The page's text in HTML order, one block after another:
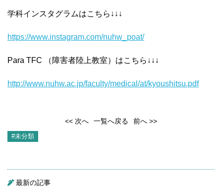
学科インスタグラムはこちら↓↓↓
https://www.instagram.com/nuhw _poat/
Para TFC （障害者陸上教室）はこちら↓↓↓
http://www.nuhw.ac.jp/faculty/medical/at/kyoushitsu.pdf
<< 次へ 一覧へ戻る 前へ >>
#未分類
最新の記事